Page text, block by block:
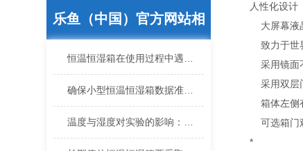
乐鱼（中国）官方网站相
关的文章
人性化设计
大屏幕液晶
致力于世界
采用镜面不
采用双层门
箱体左侧有
可选箱门观
*